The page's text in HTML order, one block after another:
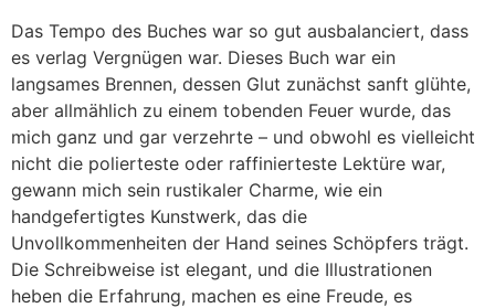
Das Tempo des Buches war so gut ausbalanciert, dass
es verlag Vergnügen war. Dieses Buch war ein
langsames Brennen, dessen Glut zunächst sanft glühte,
aber allmählich zu einem tobenden Feuer wurde, das
mich ganz und gar verzehrte – und obwohl es vielleicht
nicht die polierteste oder raffinierteste Lektüre war,
gewann mich sein rustikaler Charme, wie ein
handgefertigtes Kunstwerk, das die
Unvollkommenheiten der Hand seines Schöpfers trägt.
Die Schreibweise ist elegant, und die Illustrationen
heben die Erfahrung, machen es eine Freude, es